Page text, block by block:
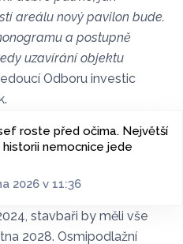
areálu nový pavilon bude.
a postupně
uzavírání objektu
Odboru investic
roste před očima. Největší
historii nemocnice jede
2026 v 11:36
stavbaři by měli vše
2028. Osmipodlažní